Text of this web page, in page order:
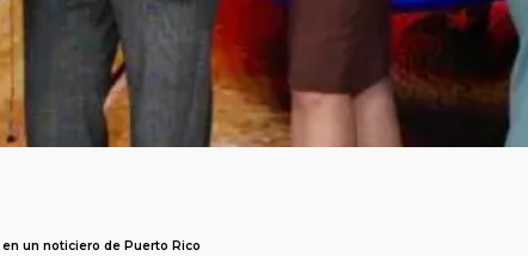
un noticiero de Puerto Rico